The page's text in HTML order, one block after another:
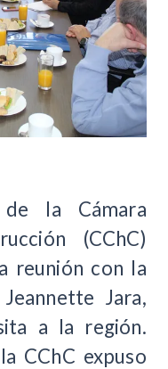
la Cámara
(CChC)
reunión con la
Jara,
a la región.
CChC expuso